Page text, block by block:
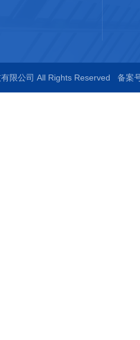
限公司 All Rights Reserved 备案